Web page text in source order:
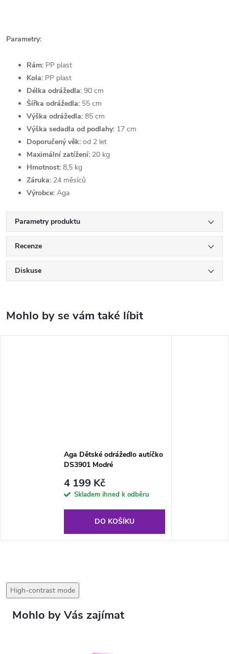
Parametry:
Rám: PP plast
Kola: PP plast
Délka odrážedla: 90 cm
Šířka odrážedla: 55 cm
Výška odrážedla: 85 cm
Výška sedadla od podlahy: 17 cm
Doporučený věk: od 2 let
Maximální zatížení: 20 kg
Hmotnost: 8,5 kg
Záruka: 24 měsíců
Výrobce: Aga
Parametry produktu
Recenze
Diskuse
Aga Dětské odrážedlo autíčko
DS3901 Modré
4 199 Kč
Skladem ihned k odběru
DO KOŠÍKU
High-contrast mode